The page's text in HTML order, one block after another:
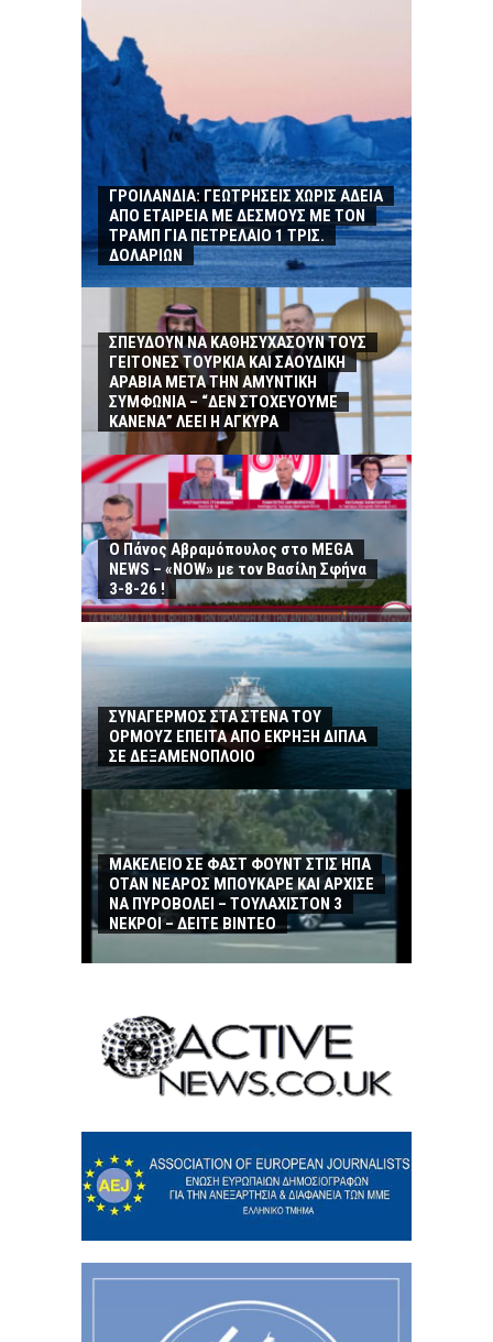
ΓΡΟΙΛΑΝΔΙΑ: ΓΕΩΤΡΗΣΕΙΣ ΧΩΡΙΣ ΑΔΕΙΑ
ΑΠΟ ΕΤΑΙΡΕΙΑ ΜΕ ΔΕΣΜΟΥΣ ΜΕ ΤΟΝ
ΤΡΑΜΠ ΓΙΑ ΠΕΤΡΕΛΑΙΟ 1 ΤΡΙΣ.
ΔΟΛΑΡΙΩΝ
ΣΠΕΥΔΟΥΝ ΝΑ ΚΑΘΗΣΥΧΑΣΟΥΝ ΤΟΥΣ
ΓΕΙΤΟΝΕΣ ΤΟΥΡΚΙΑ ΚΑΙ ΣΑΟΥΔΙΚΗ
ΑΡΑΒΙΑ ΜΕΤΑ ΤΗΝ ΑΜΥΝΤΙΚΗ
ΣΥΜΦΩΝΙΑ – “ΔΕΝ ΣΤΟΧΕΥΟΥΜΕ
ΚΑΝΕΝΑ” ΛΕΕΙ Η ΑΓΚΥΡΑ
Ο Πάνος Αβραμόπουλος στο MEGA
NEWS – «NOW» με τον Βασίλη Σφήνα
3-8-26 !
ΣΥΝΑΓΕΡΜΟΣ ΣΤΑ ΣΤΕΝΑ ΤΟΥ
ΟΡΜΟΥΖ ΕΠΕΙΤΑ ΑΠΟ ΕΚΡΗΞΗ ΔΙΠΛΑ
ΣΕ ΔΕΞΑΜΕΝΟΠΛΟΙΟ
ΜΑΚΕΛΕΙΟ ΣΕ ΦΑΣΤ ΦΟΥΝΤ ΣΤΙΣ ΗΠΑ
ΟΤΑΝ ΝΕΑΡΟΣ ΜΠΟΥΚΑΡΕ ΚΑΙ ΑΡΧΙΣΕ
ΝΑ ΠΥΡΟΒΟΛΕΙ – ΤΟΥΛΑΧΙΣΤΟΝ 3
ΝΕΚΡΟΙ – ΔΕΙΤΕ ΒΙΝΤΕΟ